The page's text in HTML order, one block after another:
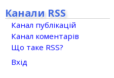
Канали RSS
Канал публікацій
Канал коментарів
Що таке RSS?
Вхід